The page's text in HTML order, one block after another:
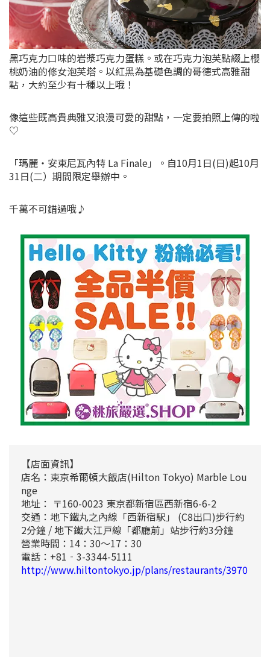
黑巧克力口味的岩漿巧克力蛋糕。或在巧克力泡芙點綴上櫻
桃奶油的修女泡芙塔。以紅黑為基礎色調的哥德式高雅甜
點，大約至少有十種以上哦！
像這些既高貴典雅又浪漫可愛的甜點，一定要拍照上傳的啦
♡
「瑪麗・安東尼瓦內特 La Finale」。自10月1日(日)起10月
31日(二）期間限定舉辦中。
千萬不可錯過哦♪
【店面資訊】
店名：東京希爾頓大飯店(Hilton Tokyo) Marble Lou
nge
地址： 〒160-0023 東京都新宿區西新宿6-6-2
交通：地下鐵丸之內線「西新宿駅」 (C8出口)步行約
2分鐘 / 地下鐵大江戸線「都廳前」站步行約3分鐘
營業時間：14：30～17：30
電話：+81‐3-3344-5111
http://www.hiltontokyo.jp/plans/restaurants/3970